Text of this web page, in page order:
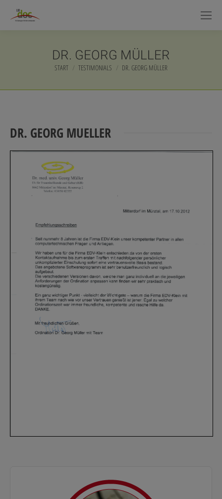
DR. GEORG MÜLLER
Sie befinden sich hier:
START TESTIMONIALS DR. GEORG MÜLLER
DR. GEORG MUELLER